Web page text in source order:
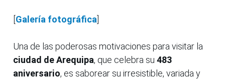
Galería fotográfica
Una de las poderosas motivaciones para visitar la
ciudad de Arequipa, que celebra su 483
aniversario, es saborear su irresistible, variada y